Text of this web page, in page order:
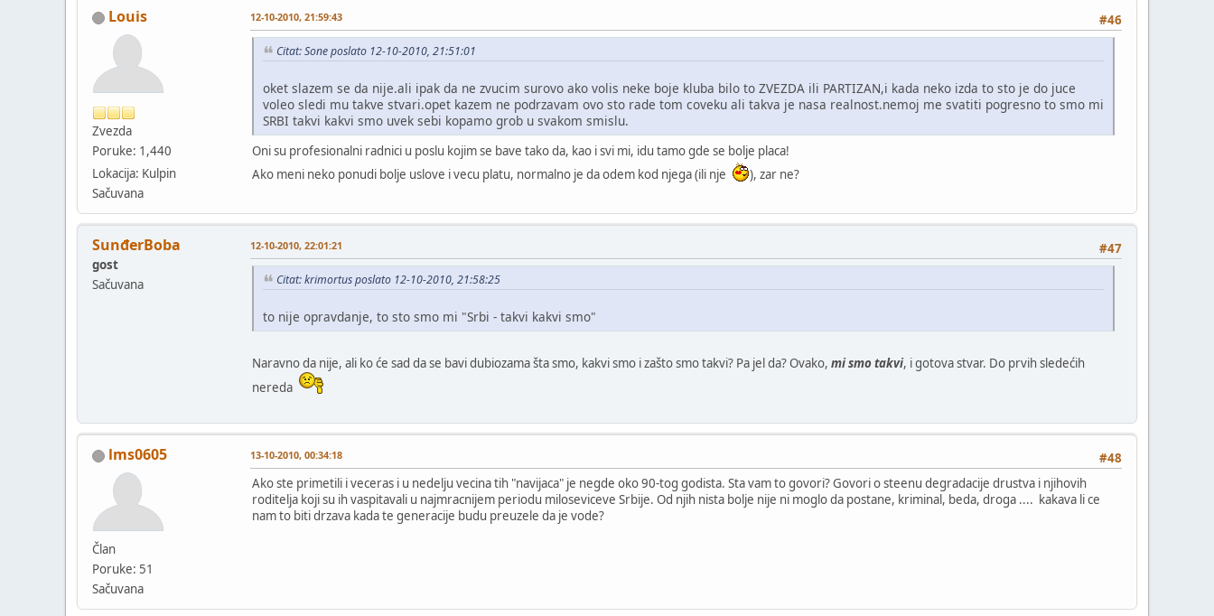
Louis
Zvezda
Poruke: 1,440
Lokacija: Kulpin
Sačuvana
#46
12-10-2010, 21:59:43
Citat: Sone poslato 12-10-2010, 21:51:01
oket slazem se da nije.ali ipak da ne zvucim surovo ako volis neke boje kluba bilo to ZVEZDA ili PARTIZAN,i kada neko izda to sto je do juce
voleo sledi mu takve stvari.opet kazem ne podrzavam ovo sto rade tom coveku ali takva je nasa realnost.nemoj me svatiti pogresno to smo mi
SRBI takvi kakvi smo uvek sebi kopamo grob u svakom smislu.
Oni su profesionalni radnici u poslu kojim se bave tako da, kao i svi mi, idu tamo gde se bolje placa!
Ako meni neko ponudi bolje uslove i vecu platu, normalno je da odem kod njega (ili nje
), zar ne?
SunđerBoba
gost
Sačuvana
#47
12-10-2010, 22:01:21
Citat: krimortus poslato 12-10-2010, 21:58:25
to nije opravdanje, to sto smo mi "Srbi - takvi kakvi smo"
Naravno da nije, ali ko će sad da se bavi dubiozama šta smo, kakvi smo i zašto smo takvi? Pa jel da? Ovako, mi smo takvi, i gotova stvar. Do prvih sledećih
nereda
lms0605
Član
Poruke: 51
Sačuvana
#48
13-10-2010, 00:34:18
Ako ste primetili i veceras i u nedelju vecina tih "navijaca" je negde oko 90-tog godista. Sta vam to govori? Govori o steenu degradacije drustva i njihovih
roditelja koji su ih vaspitavali u najmracnijem periodu miloseviceve Srbije. Od njih nista bolje nije ni moglo da postane, kriminal, beda, droga .... kakava li ce
nam to biti drzava kada te generacije budu preuzele da je vode?